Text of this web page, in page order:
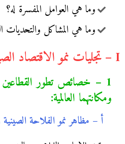
وما هي العوامل المفسرة له؟
وما هي المشاكل والتحديات
I – تجليات نمو الاقتصاد الصيني وبعض خصائصه:
1 – خصائص تطور
ومكانتهما العالمية:
أ – مظاهر نمو الفلاحة